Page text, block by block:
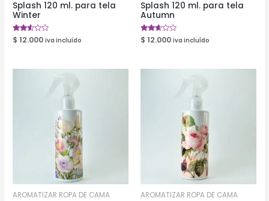
Splash 120 ml. para tela
Winter
Valorado
en
$ 12.000 iva incluído
Splash 120 ml. para tela
Autumn
Valorado
en
$ 12.000 iva incluído
AROMATIZAR ROPA DE CAMA AROMATIZAR ROPA DE CAMA